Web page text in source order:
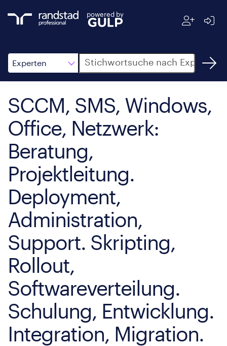
powered by
Experten
Suche
SCCM, SMS, Windows,
Office, Netzwerk:
Beratung,
Projektleitung.
Deployment,
Administration,
Support. Skripting,
Rollout,
Softwareverteilung.
Schulung, Entwicklung.
Integration, Migration.